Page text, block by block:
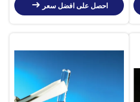
احصل على افضل سعر